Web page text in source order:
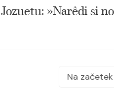
»Narêdi si
Na